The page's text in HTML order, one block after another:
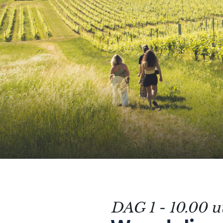
Thema's Formaten
#EstSideStory
Met het hele gezinDAG 1 - 10.00